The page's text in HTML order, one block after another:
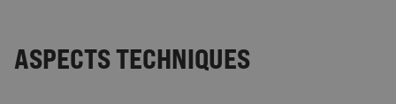
ASPECTS TECHNIQUES